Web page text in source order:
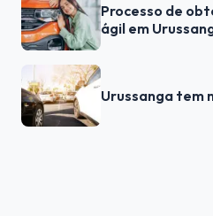
Processo de
ágil em
Urussanga tem